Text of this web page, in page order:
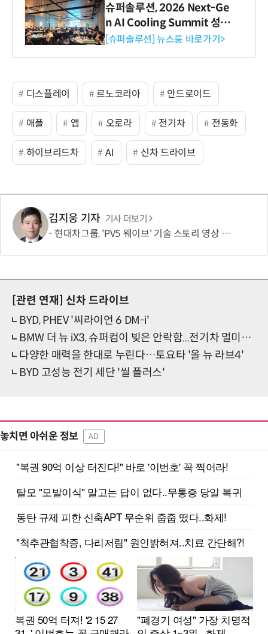
슈퍼솔루션, 2026 Next-Ge
n AI Cooling Summit 성황
리 성료
[슈퍼솔루션] 뉴스룸 바로가기>
디스플레이 르노코리아 안드로이드
애플 앱 오로라 전기차 전동화
하이브리드차 AI 신차 드라이브
김지웅 기자 기사 더보기
현대차그룹, 'PV5 웨이브' 기술 스토리 영상 조회수 1000만뷰 돌파
[관련 연재]
신차 드라이브
BYD, PHEV '씨라이언 6 DM-i'
BMW 더 뉴 iX3, 슈퍼컴이 빚은 안락함...전기차 멀미는 없다
다양한 매력을 한대로 누린다…토요타 '올 뉴 라브4'
BYD 고성능 전기 세단 '씰 플러스'
놓치면 아쉬운 정보 AD